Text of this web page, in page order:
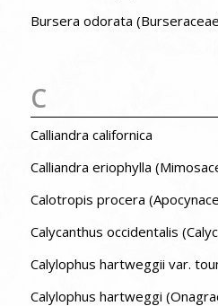
Bursera odorata
C
Calliandra californica
Calliandra eriophylla
Calotropis procera
Calycanthus occidentalis
Calylophus hartweggii var.
Calylophus hartweggi